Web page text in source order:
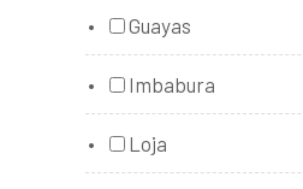
Guayas
Imbabura
Loja